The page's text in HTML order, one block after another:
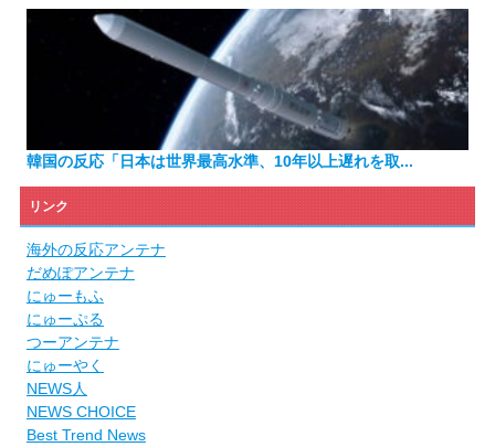
韓国の反応「日本は世界最高水準、10年以上遅れを取...
リンク
海外の反応アンテナ
だめぽアンテナ
にゅーもふ
にゅーぷる
つーアンテナ
にゅーやく
NEWS人
NEWS CHOICE
Best Trend News